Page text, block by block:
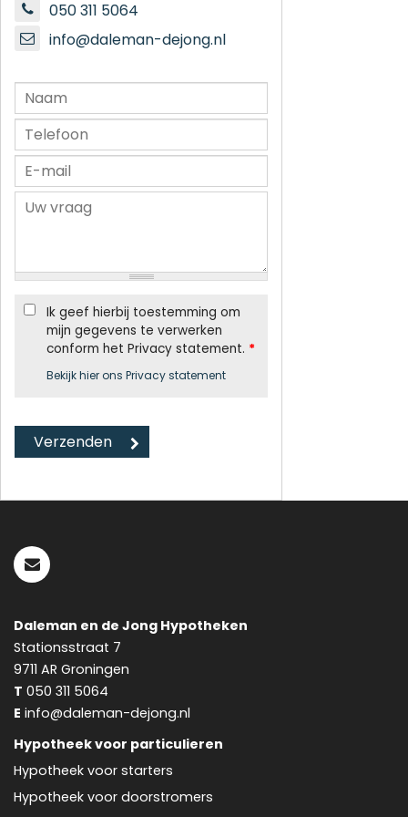
050 311 5064
info@daleman-dejong.nl
Ik geef hierbij toestemming om
mijn gegevens te verwerken
conform het Privacy statement. *
Bekijk hier ons Privacy statement
Daleman en de Jong Hypotheken
Stationsstraat 7
9711 AR Groningen
T 050 311 5064
E info@daleman-dejong.nl
Hypotheek voor particulieren
Hypotheek voor starters
Hypotheek voor doorstromers